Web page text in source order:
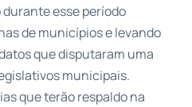
esse período
de municípios e levando
que disputaram uma
municipais.
que terão respaldo na